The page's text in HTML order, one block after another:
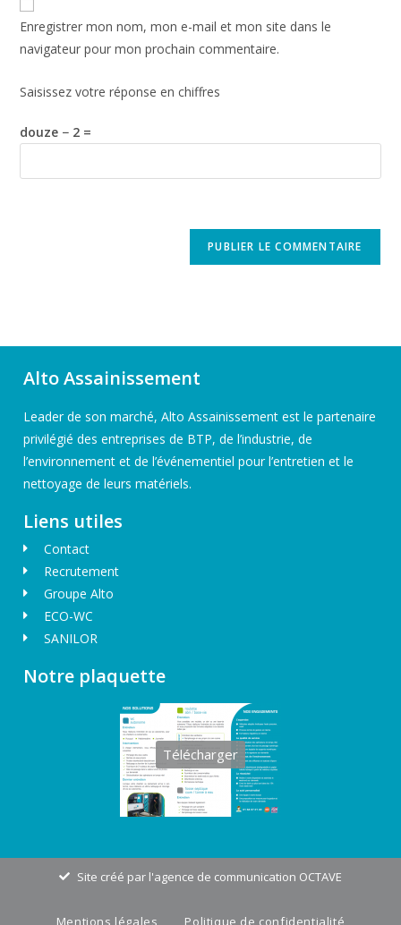
Enregistrer mon nom, mon e-mail et mon site dans le
navigateur pour mon prochain commentaire.
Saisissez votre réponse en chiffres
douze − 2 =
Alto Assainissement
Leader de son marché, Alto Assainissement est le partenaire
privilégié des entreprises de BTP, de l’industrie, de
l’environnement et de l’événementiel pour l’entretien et le
nettoyage de leurs matériels.
Liens utiles
Contact
Recrutement
Groupe Alto
ECO-WC
SANILOR
Notre plaquette
Télécharger
Site créé par l'agence de communication OCTAVE
Mentions légales Politique de confidentialité